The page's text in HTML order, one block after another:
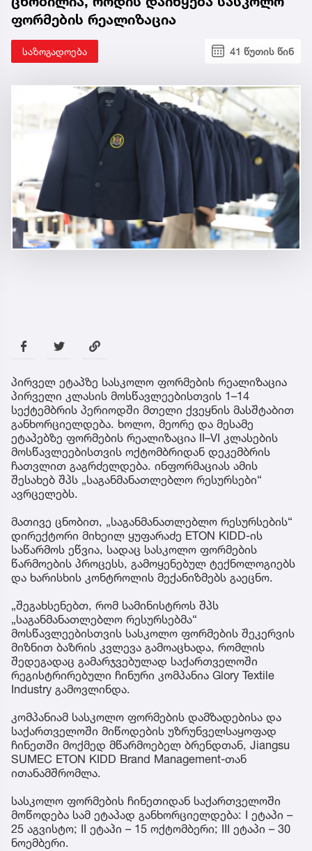
ფორმების რეალიზაცია
საზოგადოება 41 წუთის წინ
პირველ ეტაპზე სასკოლო ფორმების რეალიზაცია
პირველი კლასის მოსწავლეებისთვის 1–14
სექტემბრის პერიოდში მთელი ქვეყნის მასშტაბით
განხორციელდება. ხოლო, მეორე და მესამე
ეტაპებზე ფორმების რეალიზაცია II–VI კლასების
მოსწავლეებისთვის ოქტომბრიდან დეკემბრის
ჩათვლით გაგრძელდება. ინფორმაციას ამის
შესახებ შპს „საგანმანათლებლო რესურსები“
ავრცელებს.
მათივე ცნობით, „საგანმანათლებლო რესურსების“
დირექტორი მიხეილ ყუფარაძე ETON KIDD-ის
საწარმოს ეწვია, სადაც სასკოლო ფორმების
წარმოების პროცესს, გამოყენებულ ტექნოლოგიებს
და ხარისხის კონტროლის მექანიზმებს გაეცნო.
„შეგახსენებთ, რომ სამინისტროს შპს
„საგანმანათლებლო რესურსებმა“
მოსწავლეებისთვის სასკოლო ფორმების შეკერვის
მიზნით ბაზრის კვლევა გამოაცხადა, რომლის
შედეგადაც გამარჯვებულად საქართველოში
რეგისტრირებული ჩინური კომპანია Glory Textile
Industry გამოვლინდა.
კომპანიამ სასკოლო ფორმების დამზადებისა და
საქართველოში მიწოდების უზრუნველსაყოფად
ჩინეთში მოქმედ მწარმოებელ ბრენდთან, Jiangsu
SUMEC ETON KIDD Brand Management-თან
ითანამშრომლა.
სასკოლო ფორმების ჩინეთიდან საქართველოში
მოწოდება სამ ეტაპად განხორციელდება: I ეტაპი –
25 აგვისტო; II ეტაპი – 15 ოქტომბერი; III ეტაპი – 30
ნოემბერი.